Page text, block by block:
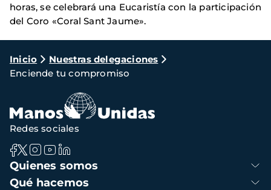
horas, se celebrará una Eucaristía con la participación
del Coro «Coral Sant Jaume».
Ruta
de
navegación
Inicio
Nuestras delegaciones
Enciende tu compromiso
Navegación
principal
Quienes somos
Qué hacemos
Redes sociales